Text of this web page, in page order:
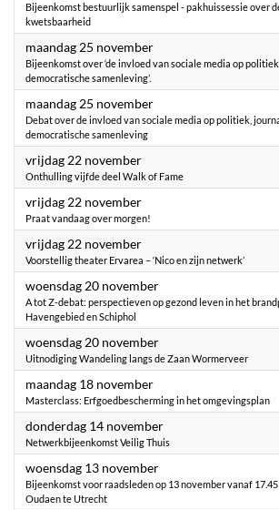
Bijeenkomst bestuurlijk samenspel - pakhuissessie over
kwetsbaarheid
maandag 25 november2024
Bijeenkomst over ‘de invloed van sociale media op
democratische samenleving’.
maandag 25 november2024
Debat over de invloed van sociale media op politiek,
democratische samenleving
vrijdag 22 november2024
Onthulling vijfde deel Walk of Fame
vrijdag 22 november2024
Praat vandaag over morgen!
vrijdag 22 november2024
Voorstellig theater Ervarea – ‘Nico en zijn netwerk’
woensdag 20 november2024
A tot Z-debat: perspectieven op gezond leven in het
Havengebied en Schiphol
woensdag 20 november2024
Uitnodiging Wandeling langs de Zaan Wormerveer
maandag 18 november2024
Masterclass: Erfgoedbescherming in het omgevingsplan
donderdag 14 november2024
Netwerkbijeenkomst Veilig Thuis
woensdag 13 november2024
Bijeenkomst voor raadsleden op 13 november vanaf
Oudaen te Utrecht